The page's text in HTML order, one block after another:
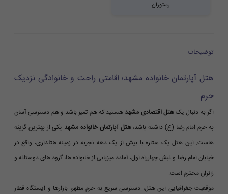
رستوران
توضیحات
هتل آپارتمان خانواده مشهد؛ اقامتی راحت و خانوادگی نزدیک
حرم
اگر به دنبال یکهتل اقتصادی مشهد هستید که هم تمیز باشد و هم دسترسی آسان
به حرم امام رضا (ع) داشته باشد،هتل آپارتمان خانواده مشهد یکی از بهترین گزینه
هاست. این هتل یک ستاره با بیش از یک دهه تجربه در زمینه هتلداری، واقع در
خیابان امام رضا و نبش چهارراه اول، آماده میزبانی از خانواده ها، گروه های دوستانه و
زائران محترم است.
موقعیت جغرافیایی این هتل، دسترسی سریع به حرم مطهر، بازارها و ایستگاه قطار